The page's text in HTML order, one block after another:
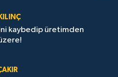
kaybedip üretimden